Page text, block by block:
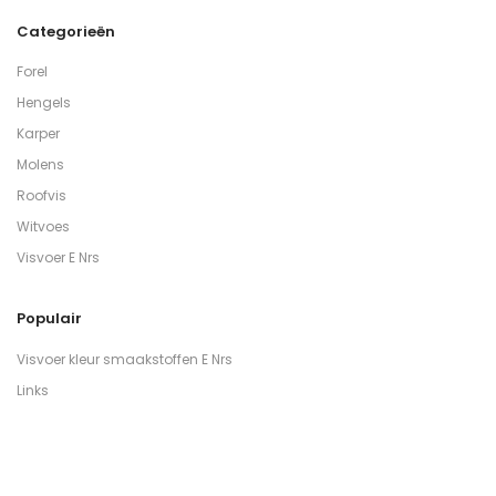
Categorieën
Forel
Hengels
Karper
Molens
Roofvis
Witvoes
Visvoer E Nrs
Populair
Visvoer kleur smaakstoffen E Nrs
Links